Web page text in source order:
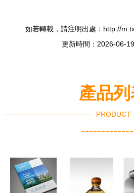
如若轉載，請注明出處：http://
更新時間：2026-06-
產品
PRODUCT